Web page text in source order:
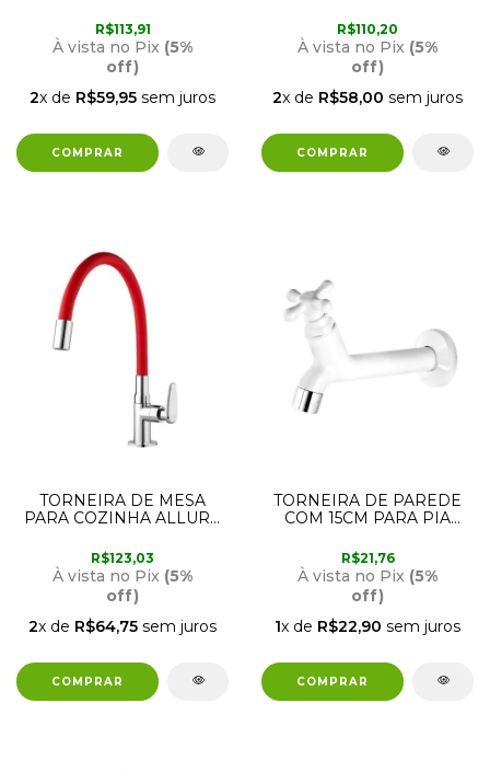
1170206 VIQUA
R$113,91
À vista no Pix (5%
off)
2x de R$59,95 sem juros
VIQUA
R$110,20
À vista no Pix (5%
off)
2x de R$58,00 sem juros
TORNEIRA DE MESA
PARA COZINHA ALLURE
1170203 VIQUA
R$123,03
À vista no Pix (5%
off)
2x de R$64,75 sem juros
TORNEIRA DE PAREDE
COM 15CM PARA PIA
R$21,76
À vista no Pix (5%
off)
1x de R$22,90 sem juros